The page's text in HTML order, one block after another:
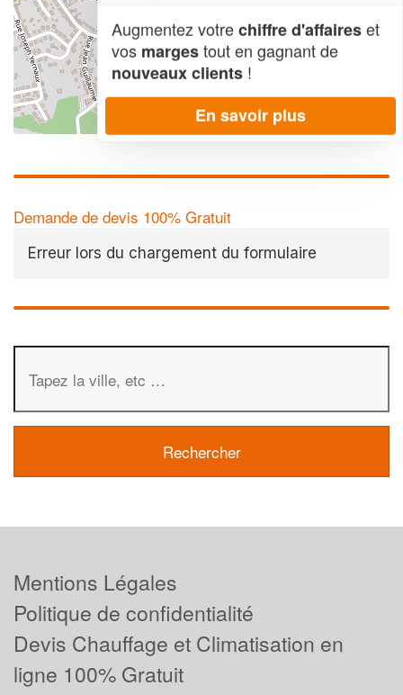
OpenStreetMap contributors,
Demande de devis 100% Gratuit
Erreur lors du chargement du formulaire
Augmentez votrechiffre d'affaireset
vos margestout en gagnant de
nouveaux clients !
En savoir plus
Mentions Légales
Politique de confidentialité
Devis Chauffage et Climatisation en
ligne 100% Gratuit